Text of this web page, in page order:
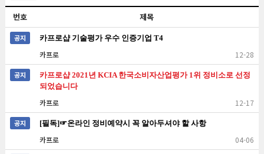
번호 제목
공지 카프로샵 기술평가 우수 인증기업 T4
카프로 12-28
공지
카프로샵 2021년 KCIA 한국소비자산업평가 1위 정비소로 선정
되었습니다
카프로 12-17
공지 [필독]☞온라인 정비예약시 꼭 알아두셔야 할 사항
카프로 04-06